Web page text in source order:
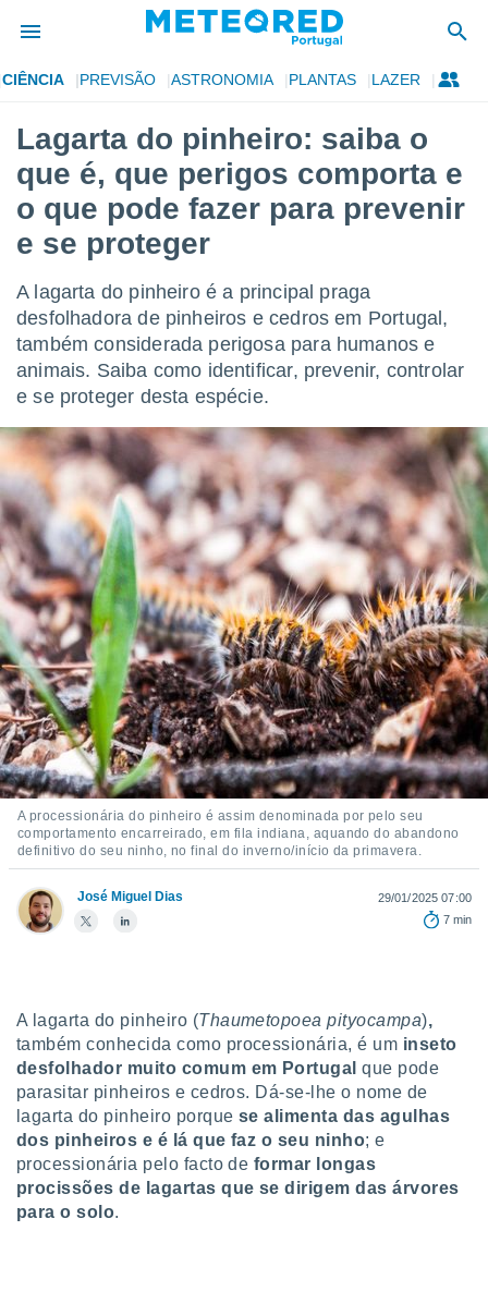
da
foi
para
as
fornecidas
a este
das
e
forma
digital
ou
permite-
a nossa
de alta
botão
ao
a
todos os
ou
o
no
com
Pode
na nossa
a
ACEITAR
E
CONTINUAR
CONFIGURAÇÕES
CIÊNCIA PREVISÃO ASTRONOMIA PLANTAS LAZER
Lagarta do pinheiro: saiba o
que é, que perigos comporta e
o que pode fazer para prevenir
e se proteger
A lagarta do pinheiro é a principal praga
desfolhadora de pinheiros e cedros em Portugal,
também considerada perigosa para humanos e
animais. Saiba como identificar, prevenir, controlar
e se proteger desta espécie.
A processionária do pinheiro é assim denominada por pelo seu
comportamento encarreirado, em fila indiana, aquando do abandono
definitivo do seu ninho, no final do inverno/início da primavera.
José Miguel Dias
29/01/2025 07:00
7 min
A lagarta do pinheiro (Thaumetopoea pityocampa),
também conhecida como processionária, é um inseto
desfolhador muito comum em Portugal que pode
parasitar pinheiros e cedros. Dá-se-lhe o nome de
lagarta do pinheiro porque se alimenta das agulhas
dos pinheiros e é lá que faz o seu ninho; e
processionária pelo facto de formar longas
procissões de lagartas que se dirigem das árvores
para o solo.